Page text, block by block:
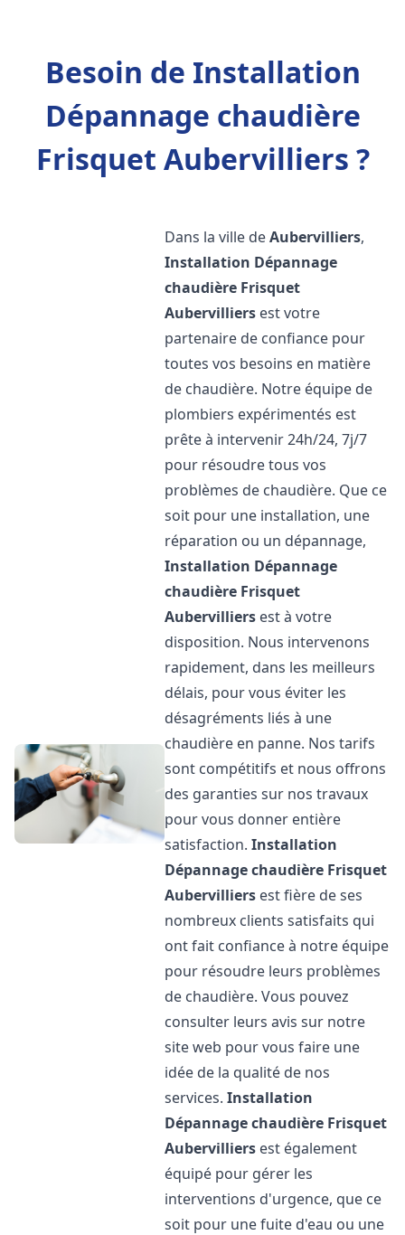
Besoin de Installation
Dépannage chaudière
Frisquet Aubervilliers ?
Dans la ville deAubervilliers,
Installation Dépannage
chaudière Frisquet
Aubervilliers est votre
partenaire de confiance pour
toutes vos besoins en matière
de chaudière. Notre équipe de
plombiers expérimentés est
prête à intervenir 24h/24, 7j/7
pour résoudre tous vos
problèmes de chaudière. Que ce
soit pour une installation, une
réparation ou un dépannage,
Installation Dépannage
chaudière Frisquet
Aubervilliers est à votre
disposition. Nous intervenons
rapidement, dans les meilleurs
délais, pour vous éviter les
désagréments liés à une
chaudière en panne. Nos tarifs
sont compétitifs et nous offrons
des garanties sur nos travaux
pour vous donner entière
satisfaction.Installation
Dépannage chaudière Frisquet
Aubervilliers est fière de ses
nombreux clients satisfaits qui
ont fait confiance à notre équipe
pour résoudre leurs problèmes
de chaudière. Vous pouvez
consulter leurs avis sur notre
site web pour vous faire une
idée de la qualité de nos
services.Installation
Dépannage chaudière Frisquet
Aubervilliers est également
équipé pour gérer les
interventions d'urgence, que ce
soit pour une fuite d'eau ou une